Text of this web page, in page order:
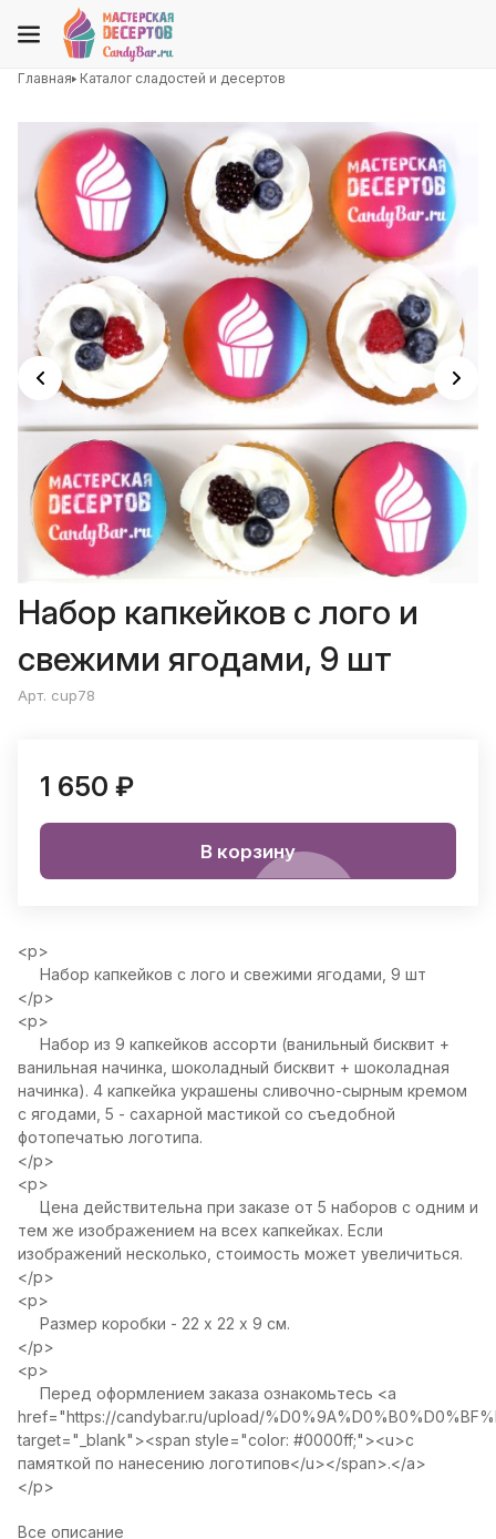
Главная Каталог сладостей и десертов
Набор капкейков с лого и
свежими ягодами, 9 шт
Арт. cup78
1 650 ₽
В корзину
<p>
Набор капкейков с лого и свежими ягодами, 9 шт
</p>
<p>
Набор из 9 капкейков ассорти (ванильный бисквит +
ванильная начинка, шоколадный бисквит + шоколадная
начинка). 4 капкейка украшены сливочно-сырным кремом
с ягодами, 5 - сахарной мастикой со съедобной
фотопечатью логотипа.
</p>
<p>
Цена действительна при заказе от 5 наборов с одним и
тем же изображением на всех капкейках. Если
изображений несколько, стоимость может увеличиться.
</p>
<p>
Размер коробки - 22 х 22 х 9 см.
</p>
<p>
Перед оформлением заказа ознакомьтесь <a
href="https://candybar.ru/upload/
target="_blank"><span style="color: #0000ff;"><u>с
памяткой по нанесению логотипов</u></span>.</a>
</p>
Все описание